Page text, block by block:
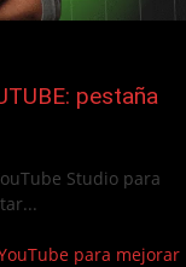
pestaña
Studio para
para mejorar